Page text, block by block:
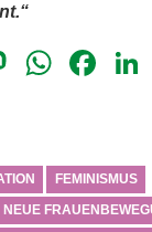
FEMINISMUS
NEUE